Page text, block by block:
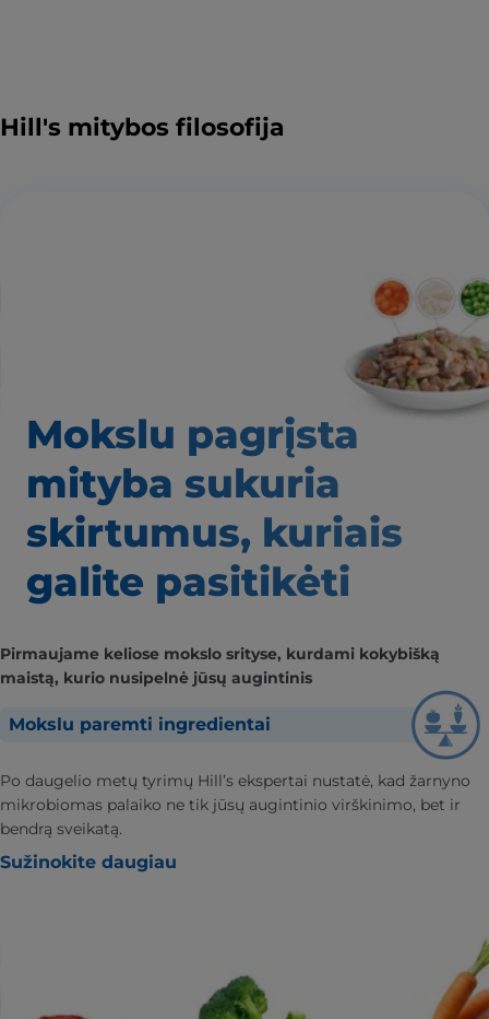
Hill's mitybos filosofija
Mokslu pagrįsta
mityba sukuria
skirtumus, kuriais
galite pasitikėti
Pirmaujame keliose mokslo srityse, kurdami kokybišką
maistą, kurio nusipelnė jūsų augintinis
Mokslu paremti ingredientai
Po daugelio metų tyrimų Hill’s ekspertai nustatė, kad žarnyno
mikrobiomas palaiko ne tik jūsų augintinio virškinimo, bet ir
bendrą sveikatą.
Sužinokite daugiau